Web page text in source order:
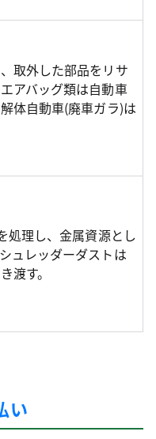
取外した部品をリサ
アバッグ類は自動車
体自動車(廃車ガラ)は
処理し、金属資源とし
ュレッダーダストは
渡す。
い